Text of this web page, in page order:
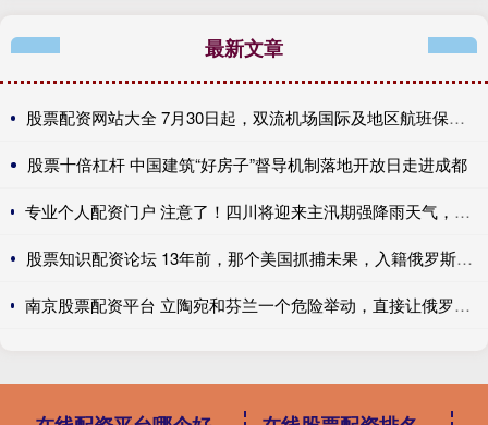
最新文章
股票配资网站大全 7月30日起，双流机场国际及地区航班保障功能全面恢复
股票十倍杠杆 中国建筑“好房子”督导机制落地开放日走进成都
专业个人配资门户 注意了！四川将迎来主汛期强降雨天气，严禁擅自进入野景点及未开发区域
股票知识配资论坛 13年前，那个美国抓捕未果，入籍俄罗斯的斯诺登，如今怎么样了？
南京股票配资平台 立陶宛和芬兰一个危险举动，直接让俄罗斯暴怒了，人类文明瑟瑟发抖！